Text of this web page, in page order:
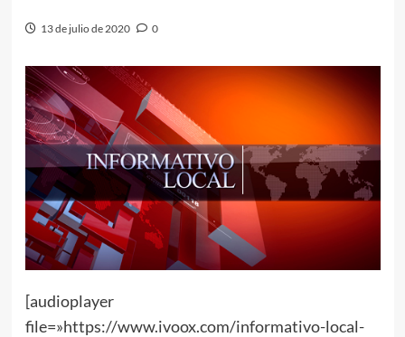
13 de julio de 2020 0
[audioplayer
file=»https://www.ivoox.com/informativo-local-